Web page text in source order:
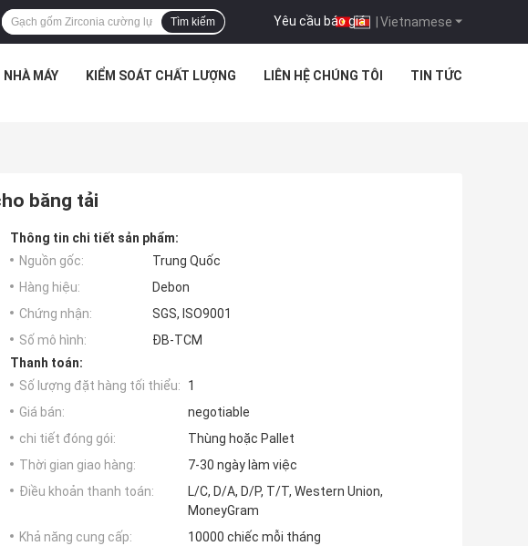
Vietnamese
Yêu cầu báo giá |
Tìm kiếm
MÁY KIỂM SOÁT CHẤT LƯỢNG LIÊN HỆ CHÚNG TÔI TIN TỨC
băng tải
Thông tin chi tiết sản phẩm:
Nguồn gốc:
Trung Quốc
Hàng hiệu:
Debon
Chứng nhận:
SGS, ISO9001
Số mô hình:
ĐB-TCM
Thanh toán:
Số lượng đặt hàng tối thiểu:
1
Giá bán:
negotiable
chi tiết đóng gói:
Thùng hoặc Pallet
Thời gian giao hàng:
7-30 ngày làm việc
Điều khoản thanh toán:
L/C, D/A, D/P, T/T, Western Union,
MoneyGram
Khả năng cung cấp:
10000 chiếc mỗi tháng